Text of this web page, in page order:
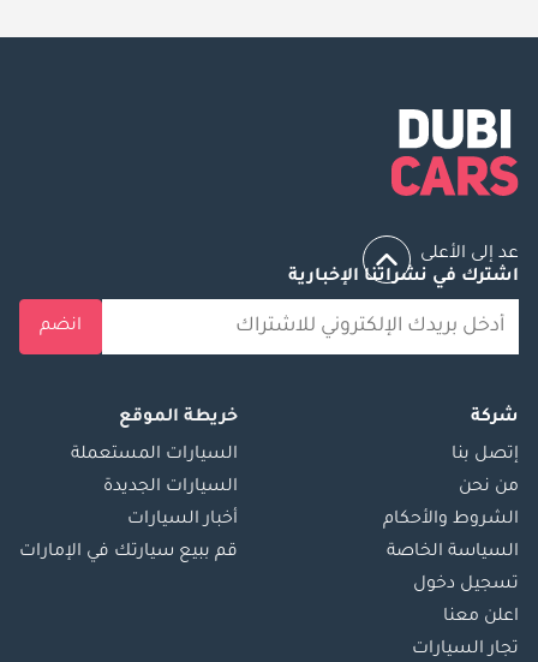
عد إلى الأعلى
اشترك في نشراتنا الإخبارية
انضم
شركة
إتصل بنا
من نحن
الشروط والأحكام
السياسة الخاصة
تسجيل دخول
اعلن معنا
تجار السيارات
خريطة الموقع
السيارات المستعملة
السيارات الجديدة
أخبار السيارات
قم ببيع سيارتك في الإمارات